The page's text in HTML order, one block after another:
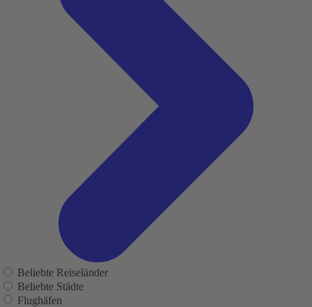
Beliebte Reiseländer
Beliebte Städte
Flughäfen